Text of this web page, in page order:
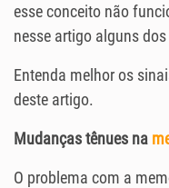
esse conceito não
nesse artigo alguns
Entenda melhor os
deste artigo.
Mudanças tênues na
O problema com a